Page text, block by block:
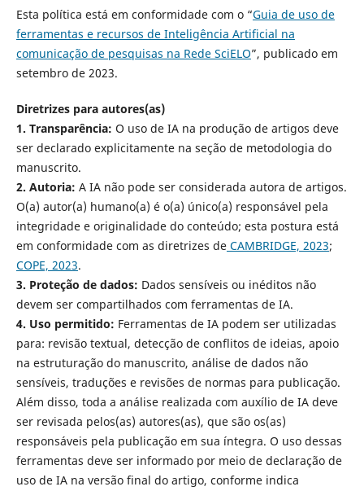
Esta política está em conformidade com o “Guia de uso de
ferramentas e recursos de Inteligência Artificial na
comunicação de pesquisas na Rede SciELO”, publicado em
setembro de 2023.
Diretrizes para autores(as)
1. Transparência: O uso de IA na produção de artigos deve
ser declarado explicitamente na seção de metodologia do
manuscrito.
2. Autoria: A IA não pode ser considerada autora de artigos.
O(a) autor(a) humano(a) é o(a) único(a) responsável pela
integridade e originalidade do conteúdo; esta postura está
em conformidade com as diretrizes deCAMBRIDGE, 2023;
COPE, 2023.
3. Proteção de dados: Dados sensíveis ou inéditos não
devem ser compartilhados com ferramentas de IA.
4. Uso permitido: Ferramentas de IA podem ser utilizadas
para: revisão textual, detecção de conflitos de ideias, apoio
na estruturação do manuscrito, análise de dados não
sensíveis, traduções e revisões de normas para publicação.
Além disso, toda a análise realizada com auxílio de IA deve
ser revisada pelos(as) autores(as), que são os(as)
responsáveis pela publicação em sua íntegra. O uso dessas
ferramentas deve ser informado por meio de declaração de
uso de IA na versão final do artigo, conforme indica